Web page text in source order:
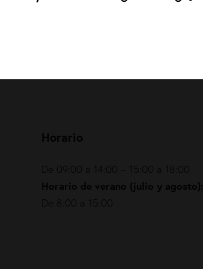
Horario
De 09:00 a 14:00 – 15:00 a 18:00
Horario de verano (julio y agosto):
De 8:00 a 15:00